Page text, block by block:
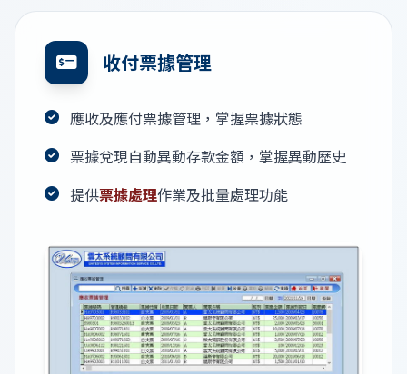
收付票據管理
應收及應付票據管理，掌握票據狀態
票據兌現自動異動存款金額，掌握異動歷史
提供票據處理作業及批量處理功能